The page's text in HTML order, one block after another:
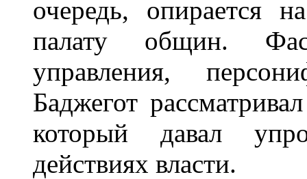
очередь, опирается
палату общин.
управления,
Баджегот
который давал
действиях власти.